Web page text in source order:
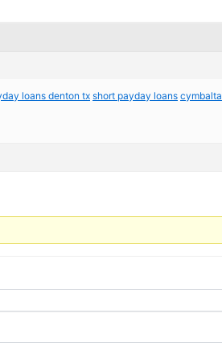
loans denton tx short payday loans cymbalta